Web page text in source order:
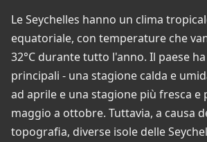
Le Seychelles hanno un clima
equatoriale, con temperature che
32°C durante tutto l'anno. Il paese
principali - una stagione calda e
ad aprile e una stagione più fresca e
maggio a ottobre. Tuttavia, a causa
topografia, diverse isole delle